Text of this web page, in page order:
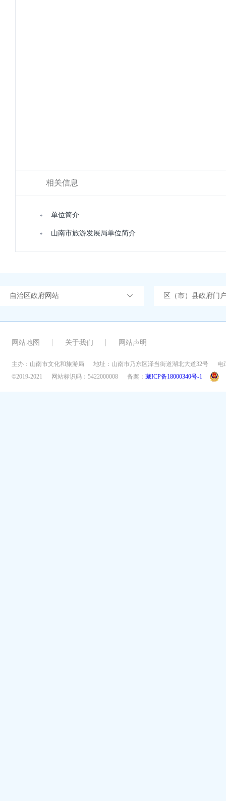
相关信息
单位简介
山南市旅游发展局单位简介
自治区政府网站 区（市）县政府门
网站地图 关于我们 网站声明
主办：山南市文化和旅游局 地址：山南市乃东区泽当街道湖北大道32号
电
©2019-2021
网站标识码：5422000008 备案： 藏ICP备18000340号-1